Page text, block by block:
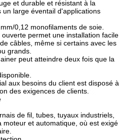
et durable et résistant à la
large éventail d'applications
0,12 monofilaments de soie.
permet une installation facile
câbles, même si certains avec les
grands.
peut atteindre deux fois que la
aux besoins du client est disposé à
des exigences de clients.
de fil, tubes, tuyaux industriels,
moteur et automatique, où est exigé